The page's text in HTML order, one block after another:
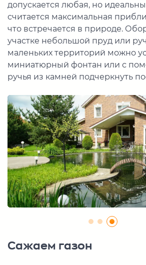
допускается любая, но
считается максимальная
что встречается в природе.
участке небольшой пруд или
маленьких территорий можно
миниатюрный фонтан или с
ручья из камней подчеркнуть
Сажаем газон